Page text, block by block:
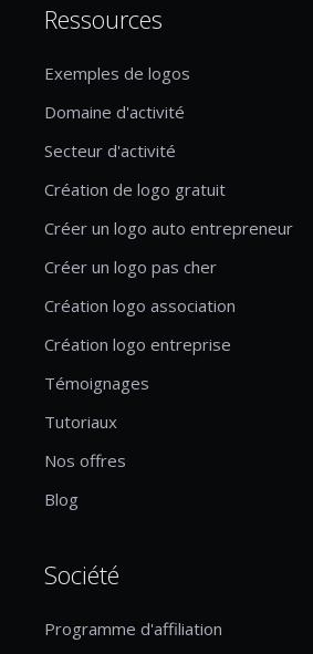
Ressources
Exemples de logos
Domaine d'activité
Secteur d'activité
Création de logo gratuit
Créer un logo auto entrepreneur
Créer un logo pas cher
Création logo association
Création logo entreprise
Témoignages
Tutoriaux
Nos offres
Blog
Société
Programme d'affiliation